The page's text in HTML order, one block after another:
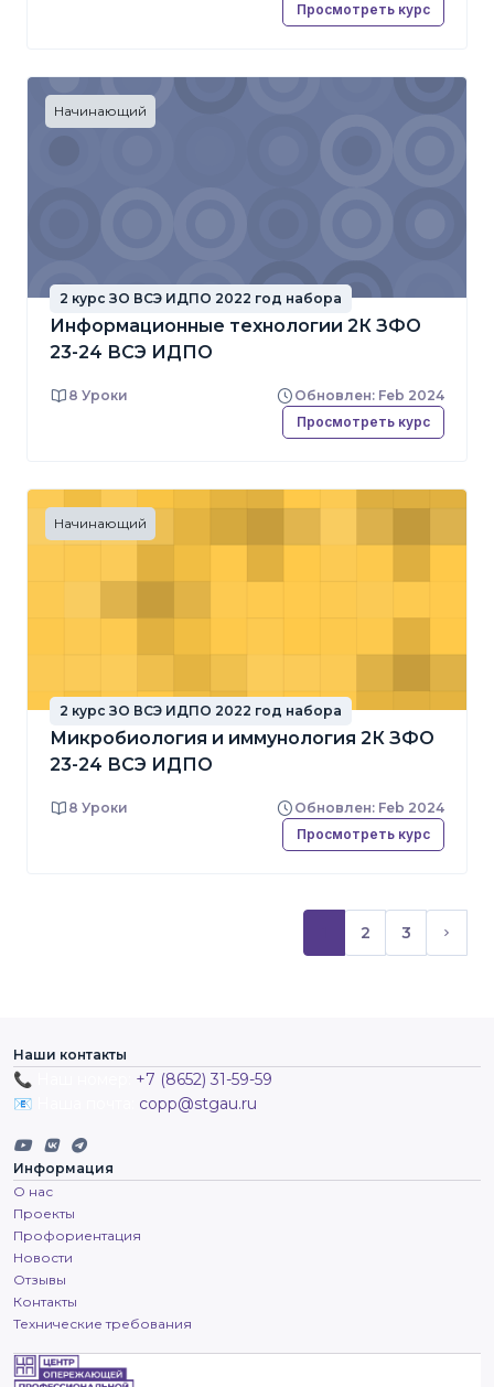
Просмотреть курс
Начинающий
2 курс ЗО ВСЭ ИДПО 2022 год набора
Информационные технологии 2К ЗФО
23-24 ВСЭ ИДПО
8 Уроки
Обновлен: Feb 2024
Просмотреть курс
Начинающий
2 курс ЗО ВСЭ ИДПО 2022 год набора
Микробиология и иммунология 2К ЗФО
23-24 ВСЭ ИДПО
8 Уроки
Обновлен: Feb 2024
Просмотреть курс
(текущий)
2 3
Наши контакты
📞 Наш номер: +7 (8652) 31-59-59
📧 Наша почта: copp@stgau.ru
Информация
О нас
Проекты
Профориентация
Новости
Отзывы
Контакты
Технические требования